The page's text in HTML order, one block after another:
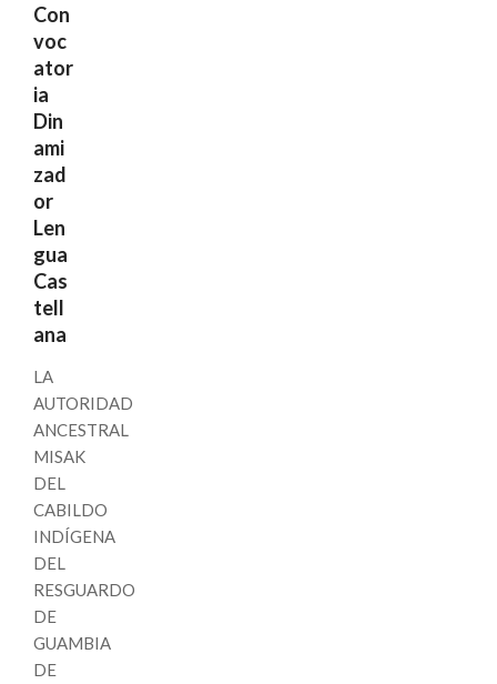
Con
voc
ator
ia
Din
ami
zad
or
Len
gua
Cas
tell
ana
LA
AUTORIDAD
ANCESTRAL
MISAK
DEL
CABILDO
INDÍGENA
DEL
RESGUARDO
DE
GUAMBIA
DE